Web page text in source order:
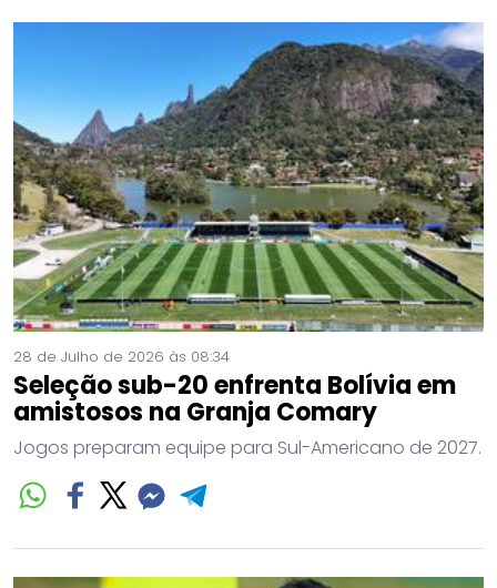
28 de Julho de 2026 às 08:34
Seleção sub-20 enfrenta Bolívia em
amistosos na Granja Comary
Jogos preparam equipe para Sul-Americano de 2027.